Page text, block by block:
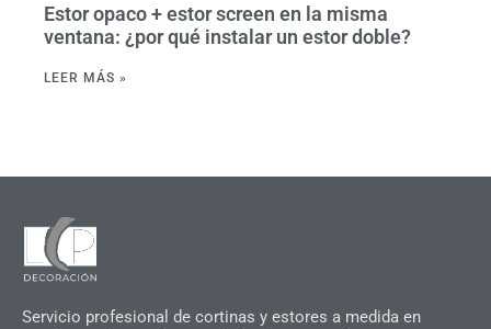
Estor opaco + estor screen en la misma
ventana: ¿por qué instalar un estor doble?
LEER MÁS »
Servicio profesional de cortinas y estores a medida en